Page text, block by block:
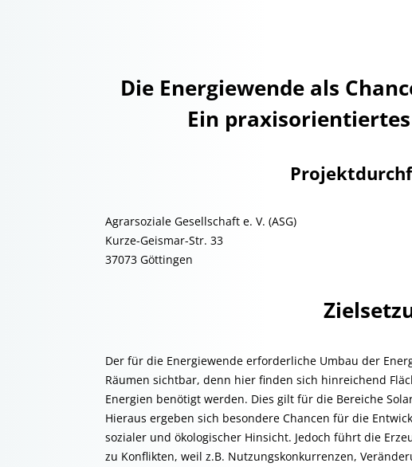
Die Energiewende als
Ein
Agrarsoziale Gesellschaft e. V. (ASG)
Kurze-Geismar-Str. 33
37073 Göttingen
Der für die Energiewende erforderliche Umbau der
Räumen sichtbar, denn hier finden sich hinreichend
Energien benötigt werden. Dies gilt für die Bereiche
Hieraus ergeben sich besondere Chancen für die
sozialer und ökologischer Hinsicht. Jedoch führt die
zu Konflikten, weil z.B. Nutzungskonkurrenzen,